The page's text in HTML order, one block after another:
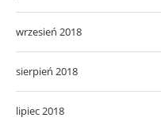
wrzesień 2018
sierpień 2018
lipiec 2018